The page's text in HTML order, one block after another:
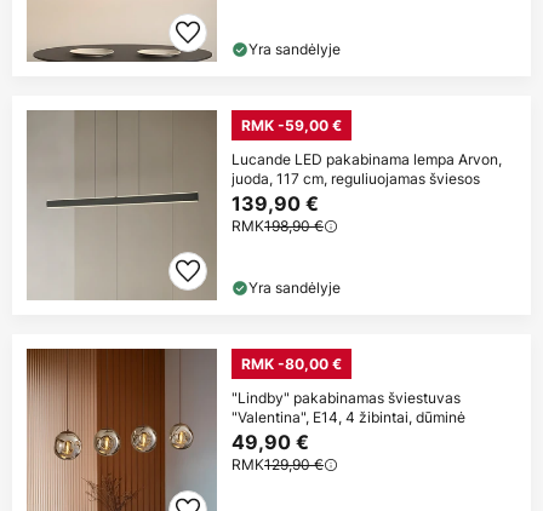
Yra sandėlyje
RMK -59,00 €
Lucande LED pakabinama lempa Arvon,
juoda, 117 cm, reguliuojamas šviesos
139,90 €
RMK198,90 €
Yra sandėlyje
RMK -80,00 €
"Lindby" pakabinamas šviestuvas
"Valentina", E14, 4 žibintai, dūminė
49,90 €
RMK129,90 €